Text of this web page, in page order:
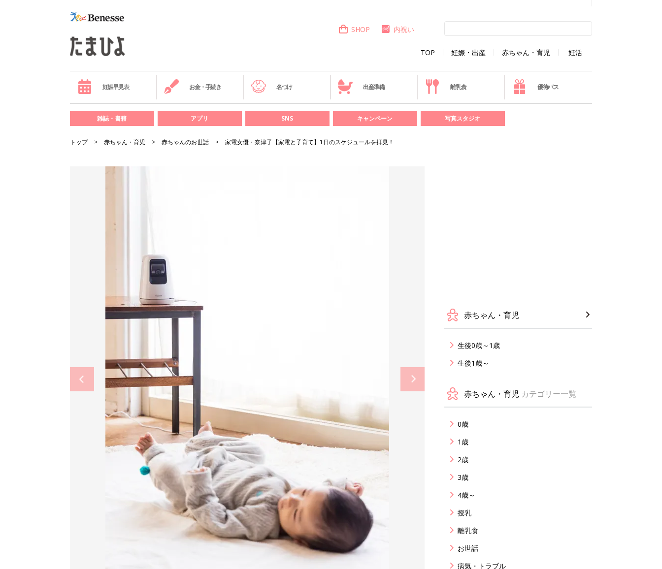
TOP 妊娠・出産 赤ちゃん・育児 妊活
SHOP 内祝い
妊娠早見表 お金・手続き 名づけ 出産準備 離乳食 優待パス
雑誌・書籍 アプリ SNS キャンペーン 写真スタジオ
トップ 赤ちゃん・育児 赤ちゃんのお世話 家電女優・奈津子【家電と子育て】1日のスケジュールを拝見！
赤ちゃん・育児
生後0歳～1歳
生後1歳～
赤ちゃん・育児 カテゴリー一覧
0歳
1歳
2歳
3歳
4歳～
授乳
離乳食
お世話
病気・トラブル